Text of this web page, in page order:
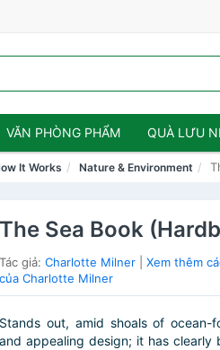
VĂN PHÒNG PHẨM QUÀ LƯU
It Works Nature & Environment
The Sea Book
Tác giả:Charlotte Milner |Xem thêm
của Charlotte Milner
Stands out, amid shoals of
and appealing design; it has